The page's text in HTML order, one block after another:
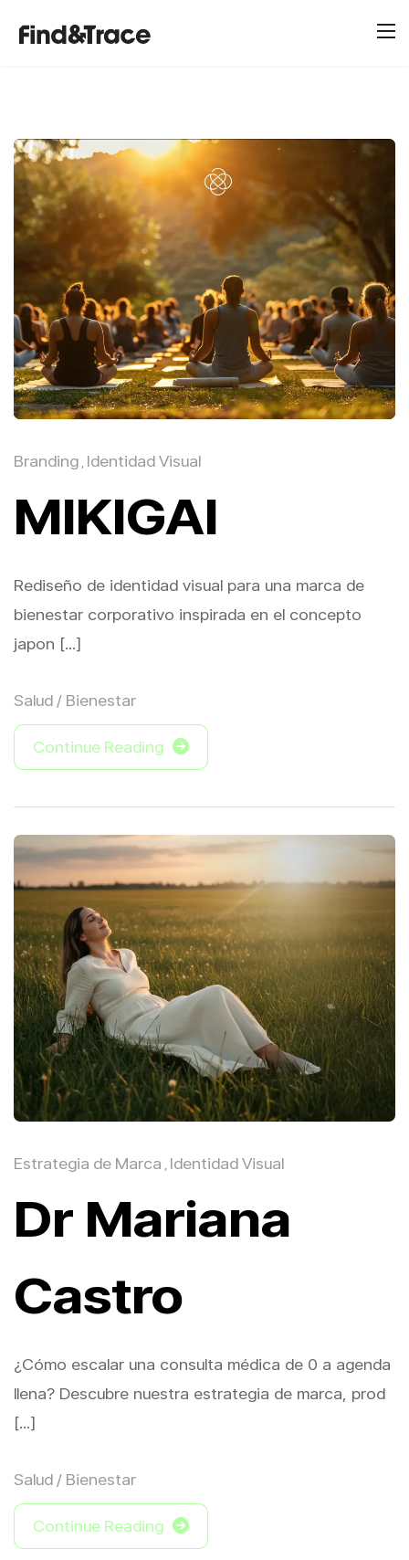
Branding , Identidad Visual
MIKIGAI
Rediseño de identidad visual para una marca de
bienestar corporativo inspirada en el concepto
japon [...]
Salud / Bienestar
Continue Reading
Estrategia de Marca Identidad Visual
Dr Mariana
Castro
¿Cómo escalar una consulta médica de 0 a agenda
llena? Descubre nuestra estrategia de marca, prod
[...]
Salud / Bienestar
Continue Reading